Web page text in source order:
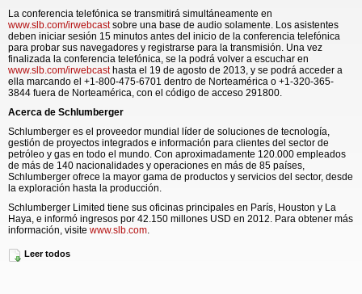
La conferencia telefónica se transmitirá simultáneamente en
www.slb.com/irwebcastsobre una base de audio solamente. Los asistentes
deben iniciar sesión 15 minutos antes del inicio de la conferencia telefónica
para probar sus navegadores y registrarse para la transmisión. Una vez
finalizada la conferencia telefónica, se la podrá volver a escuchar en
www.slb.com/irwebcasthasta el 19 de agosto de 2013, y se podrá acceder a
ella marcando el +1-800-475-6701 dentro de Norteamérica o +1-320-365-
3844 fuera de Norteamérica, con el código de acceso 291800.
Acerca de Schlumberger
Schlumberger es el proveedor mundial líder de soluciones de tecnología,
gestión de proyectos integrados e información para clientes del sector de
petróleo y gas en todo el mundo. Con aproximadamente 120.000 empleados
de más de 140 nacionalidades y operaciones en más de 85 países,
Schlumberger ofrece la mayor gama de productos y servicios del sector, desde
la exploración hasta la producción.
Schlumberger Limited tiene sus oficinas principales en París, Houston y La
Haya, e informó ingresos por 42.150 millones USD en 2012. Para obtener más
información, visite www.slb.com.
El texto original en el idioma fuente de este comunicado es la versión oficial
autorizada. Las traducciones solo se suministran como adaptación y deben
Leer todos